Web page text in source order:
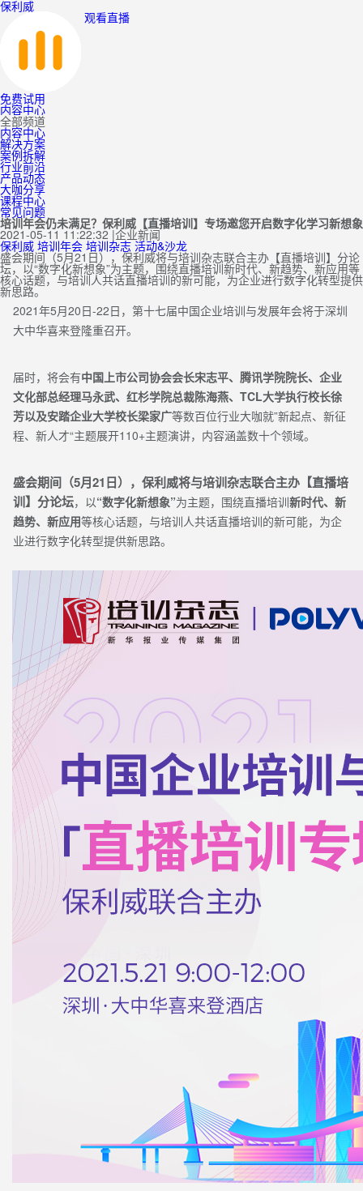
保利威
观看直播
免费试用
内容中心
全部频道
内容中心
解决方案
案例拆解
行业前沿
产品动态
大咖分享
课程中心
常见问题
培训年会仍未满足？保利威【直播培训】专场邀您开启数字化学习新想象
2021-05-11 11:22:32 |企业新闻
保利威 培训年会 培训杂志 活动&沙龙
盛会期间（5月21日），保利威将与培训杂志联合主办【直播培训】分论
坛，以“数字化新想象”为主题，围绕直播培训新时代、新趋势、新应用等
核心话题，与培训人共话直播培训的新可能，为企业进行数字化转型提供
新思路。
2021年5月20日-22日，第十七届中国企业培训与发展年会将于深圳
大中华喜来登隆重召开。
届时，将会有中国上市公司协会会长宋志平、腾讯学院院长、企业
文化部总经理马永武、红杉学院总裁陈海燕、TCL大学执行校长徐
芳以及安踏企业大学校长梁家广等数百位行业大咖就”新起点、新征
程、新人才“主题展开110+主题演讲，内容涵盖数十个领域。
盛会期间（5月21日），保利威将与培训杂志联合主办【直播培
训】分论坛，以“数字化新想象”为主题，围绕直播培训新时代、新
趋势、新应用等核心话题，与培训人共话直播培训的新可能，为企
业进行数字化转型提供新思路。